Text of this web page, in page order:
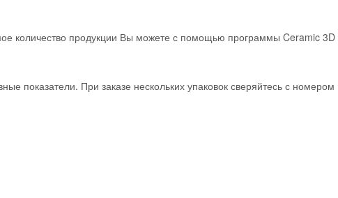
количество продукции Вы можете с помощью программы Ceramic
показатели. При заказе нескольких упаковок сверяйтесь с